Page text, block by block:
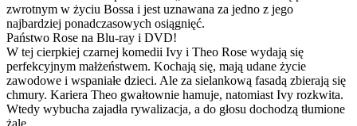
zwrotnym w życiu Bossa i jest uznawana za jedno z jego
najbardziej ponadczasowych osiągnięć.
Państwo Rose na Blu-ray i DVD!
W tej cierpkiej czarnej komedii Ivy i Theo Rose wydają się
perfekcyjnym małżeństwem. Kochają się, mają udane życie
zawodowe i wspaniałe dzieci. Ale za sielankową fasadą zbierają się
chmury. Kariera Theo gwałtownie hamuje, natomiast Ivy rozkwita.
Wtedy wybucha zajadła rywalizacja, a do głosu dochodzą tłumione
żale.